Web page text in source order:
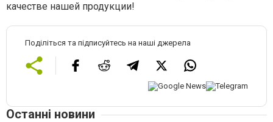
качестве нашей продукции!
Поділіться та підписуйтесь на наші джерела
Останні новини